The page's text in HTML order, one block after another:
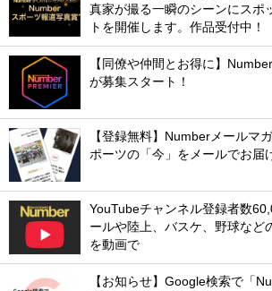
真家が撮る一瞬のシーンにスポ
トを開催します。作品受付中！
【同僚や仲間とお得に】
が募集スタート！
【登録無料】Numberメールマ
ポーツの「今」をメールでお届
YouTubeチャンネル登録者数
ールや陸上、バスケ、野球など
を動画で
【お知らせ】Google検索で「